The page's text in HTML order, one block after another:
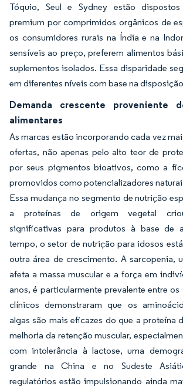
Tóquio, Seul e Sydney estão
premium por comprimidos orgânicos de
os consumidores rurais na Índia e na
sensíveis ao preço, preferem alimentos
suplementos isolados. Essa disparidade
em diferentes níveis com base na
Demanda crescente proveniente
alimentares
As marcas estão incorporando cada vez
ofertas, não apenas pelo alto teor de
por seus pigmentos bioativos, como a
promovidos como potencializadores
Essa mudança no segmento de nutrição
a proteínas de origem vegetal
significativas para produtos à base de
tempo, o setor de nutrição para idosos
outra área de crescimento. A sarcopenia,
afeta a massa muscular e a força em
anos, é particularmente prevalente entre
clínicos demonstraram que os
algas são mais eficazes do que a proteína
melhoria da retenção muscular,
com intolerância à lactose, uma
grande na China e no Sudeste
regulatórios estão impulsionando ainda